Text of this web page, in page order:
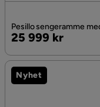
Pesillo sengeramme
Pris
25 999 kr
Nyhet